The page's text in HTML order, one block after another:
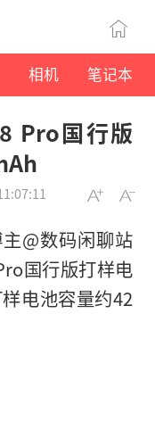
相机 笔记本
Pro国行版
@数码闲聊站
国行版打样电
电池容量约42